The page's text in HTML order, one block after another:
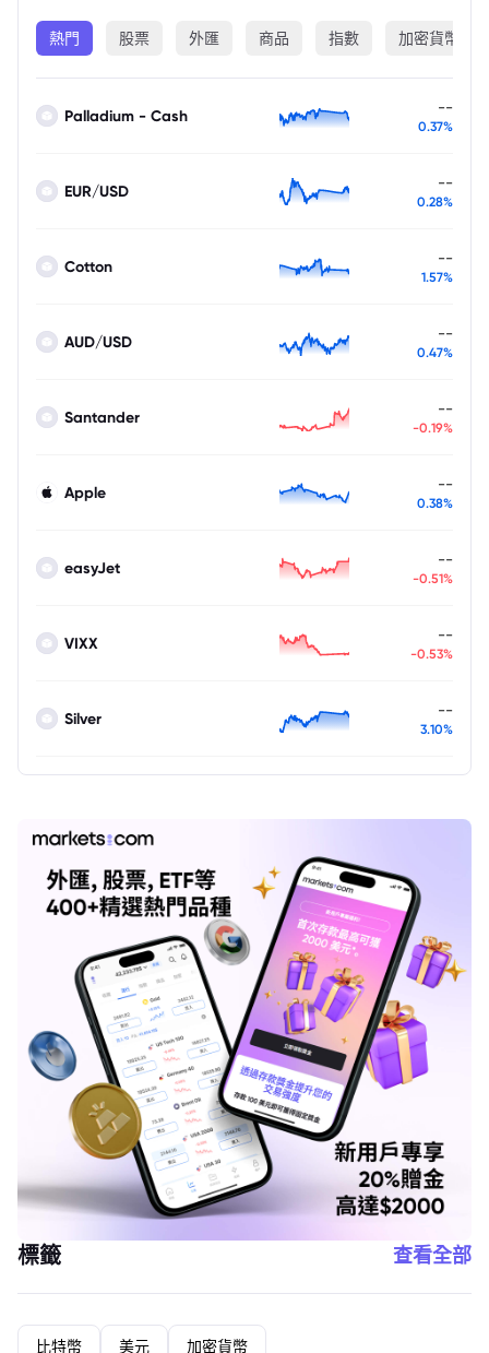
熱門 股票 外匯 商品 指數 加密貨幣
Palladium - Cash --
0.37%
EUR/USD --
0.28%
Cotton --
1.57%
AUD/USD --
0.47%
Santander --
-0.19%
Apple --
0.38%
easyJet --
-0.51%
VIXX --
-0.53%
Silver --
3.10%
標籤 查看全部
比特幣 美元 加密貨幣